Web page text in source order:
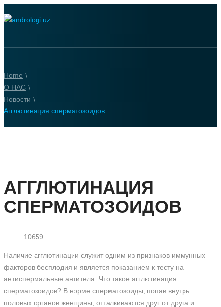
Home \
О НАС \
Новости \
Агглютинация сперматозоидов
АГГЛЮТИНАЦИЯ
СПЕРМАТОЗОИДОВ
10659
Наличие агглютинации служит одним из признаков иммунных
факторов бесплодия и является показанием к тесту на
антиспермальные антитела. Что такое агглютинация
сперматозоидов? В норме сперматозоиды, попав внутрь
половых органов женщины, отталкиваются друг от друга и